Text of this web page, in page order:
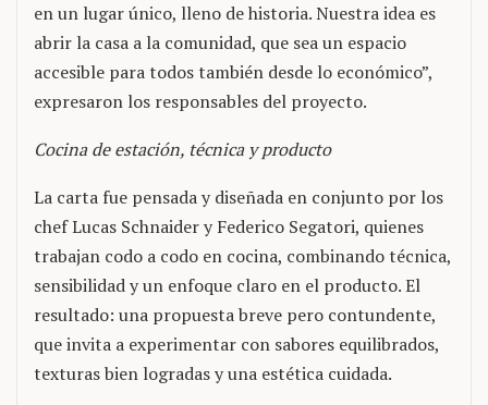
en un lugar único, lleno de historia. Nuestra idea es
abrir la casa a la comunidad, que sea un espacio
accesible para todos también desde lo económico”,
expresaron los responsables del proyecto.
Cocina de estación, técnica y producto
La carta fue pensada y diseñada en conjunto por los
chef Lucas Schnaider y Federico Segatori, quienes
trabajan codo a codo en cocina, combinando técnica,
sensibilidad y un enfoque claro en el producto. El
resultado: una propuesta breve pero contundente,
que invita a experimentar con sabores equilibrados,
texturas bien logradas y una estética cuidada.